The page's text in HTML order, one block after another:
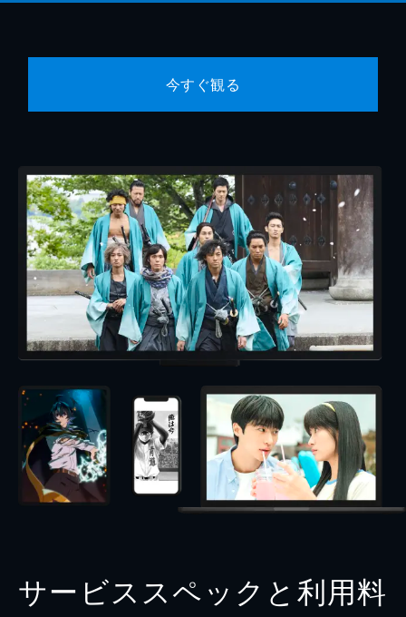
今すぐ観る
サービススペックと利用料